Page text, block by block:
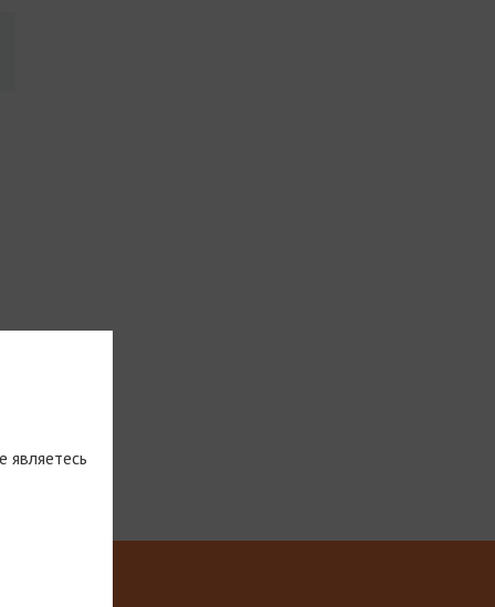
являетесь